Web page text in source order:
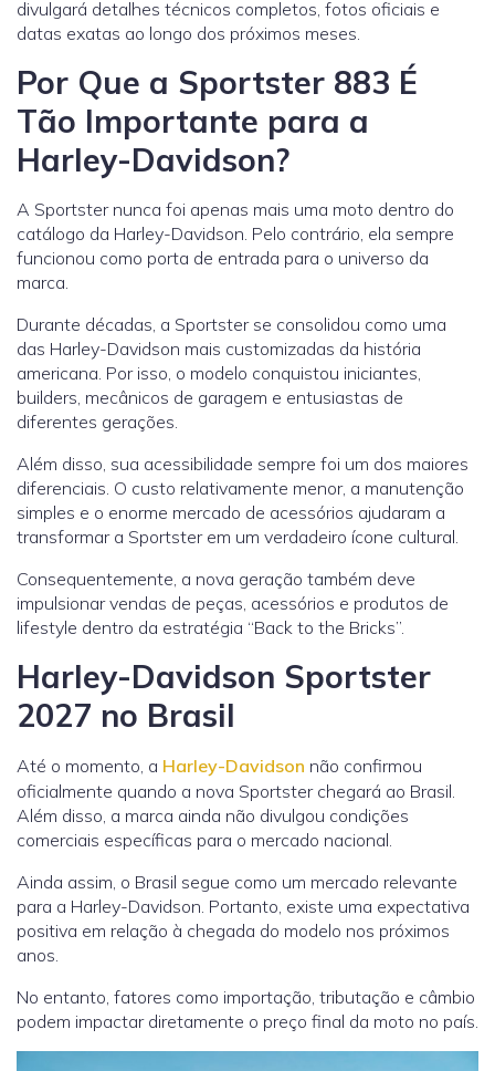
divulgará detalhes técnicos completos, fotos oficiais e
datas exatas ao longo dos próximos meses.
Por Que a Sportster 883 É
Tão Importante para a
Harley-Davidson?
A Sportster nunca foi apenas mais uma moto dentro do
catálogo da Harley-Davidson. Pelo contrário, ela sempre
funcionou como porta de entrada para o universo da
marca.
Durante décadas, a Sportster se consolidou como uma
das Harley-Davidson mais customizadas da história
americana. Por isso, o modelo conquistou iniciantes,
builders, mecânicos de garagem e entusiastas de
diferentes gerações.
Além disso, sua acessibilidade sempre foi um dos maiores
diferenciais. O custo relativamente menor, a manutenção
simples e o enorme mercado de acessórios ajudaram a
transformar a Sportster em um verdadeiro ícone cultural.
Consequentemente, a nova geração também deve
impulsionar vendas de peças, acessórios e produtos de
lifestyle dentro da estratégia “Back to the Bricks”.
Harley-Davidson Sportster
2027 no Brasil
Até o momento, a Harley-Davidson não confirmou
oficialmente quando a nova Sportster chegará ao Brasil.
Além disso, a marca ainda não divulgou condições
comerciais específicas para o mercado nacional.
Ainda assim, o Brasil segue como um mercado relevante
para a Harley-Davidson. Portanto, existe uma expectativa
positiva em relação à chegada do modelo nos próximos
anos.
No entanto, fatores como importação, tributação e câmbio
podem impactar diretamente o preço final da moto no país.